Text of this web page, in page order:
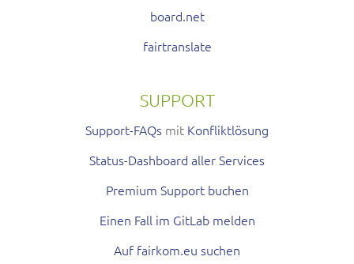
board.net
fairtranslate
SUPPORT
Support-FAQs mit Konfliktlösung
Status-Dashboard aller Services
Premium Support buchen
Einen Fall im GitLab melden
Auf fairkom.eu suchen